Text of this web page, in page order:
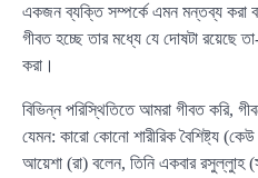
একজন ব্যক্তি সম্পর্কে এমন মন্তব্য করা
গীবত হচ্ছে তার মধ্যে যে দোষটা রয়েছে
করা।
বিভিন্ন পরিস্থিতিতে আমরা গীবত করি,
যেমন: কারো কোনো শারীরিক বৈশিষ্ট্য
আয়েশা (রা) বলেন, তিনি একবার